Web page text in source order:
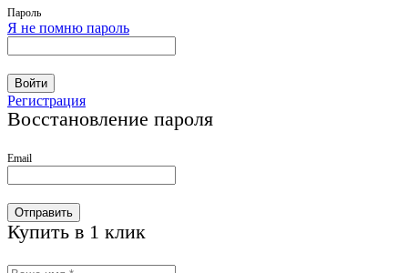
Пароль
Я не помню пароль
Войти
Регистрация
Восстановление пароля
Email
Отправить
Купить в 1 клик